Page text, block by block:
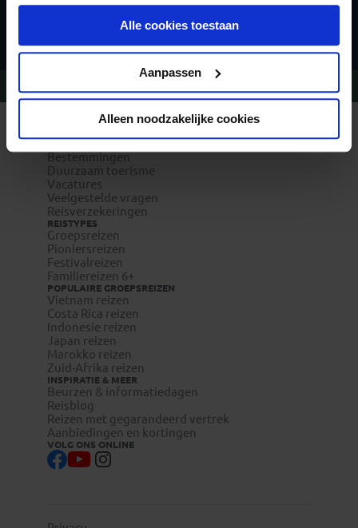
onder aan de pagina op elk gewenst moment voor de
toekomst wijzigen.Alle cookies toestaan
Aanpassen
Alleen noodzakelijke cookies
Waarom Koning Aap?
Bestemmingen
Duurzaam toerisme
Vacatures
Veelgestelde vragen
Reisverzekeringen
REISTYPES
Groepsreizen
Pioniersreizen
Festivalreizen
Familiereizen 6+
POPULAIRE GROEPSREIZEN
Vietnam reizen
Costa Rica reizen
Indonesie reizen
Japan reizen
Marokko reizen
Zuid-Afrika reizen
INSPIRATIE & MEER
Beurzen & informatiedagen
Reisblog
Reizen met gegarandeerd vertrek
Aanbiedingen en kortingen
VOLG ONS ONLINE